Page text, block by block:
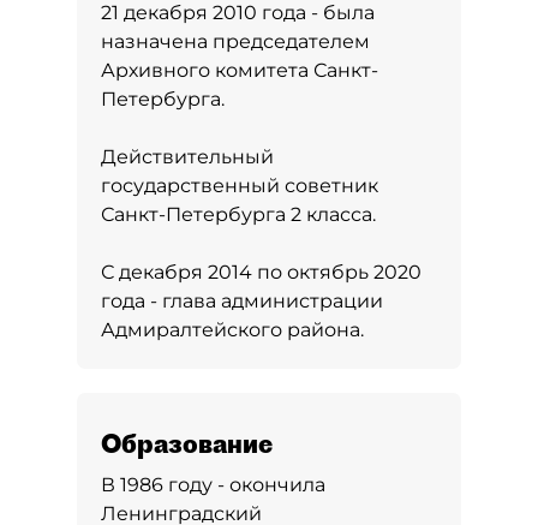
21 декабря 2010 года - была
назначена председателем
Архивного комитета Санкт-
Петербурга.
Действительный
государственный советник
Санкт-Петербурга 2 класса.
С декабря 2014 по октябрь 2020
года - глава администрации
Адмиралтейского района.
Образование
В 1986 году - окончила
Ленинградский